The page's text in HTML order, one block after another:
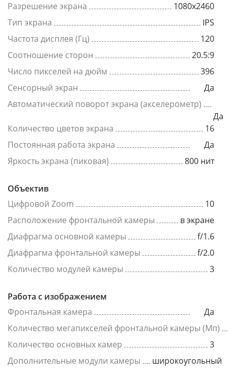
Разрешение экрана
1080x2460
Тип экрана
IPS
Частота дисплея (Гц)
120
Соотношение сторон
20.5:9
Число пикселей на дюйм
396
Сенсорный экран
Да
Автоматический поворот экрана (акселерометр)
Да
Количество цветов экрана
16
Постоянная работа экрана
Да
Яркость экрана (пиковая)
800 нит
Объектив
Цифровой Zoom
10
Расположение фронтальной камеры
в экране
Диафрагма основной камеры
f/1.6
Диафрагма фронтальной камеры
f/2.0
Количество модулей камеры
3
Работа с изображением
Фронтальная камера
Да
Количество мегапикселей фронтальной камеры (Мп)
Количество основных камер
3
Дополнительные модули камеры
широкоугольный